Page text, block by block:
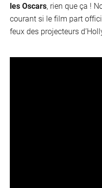
les Oscars, rien que ça !
courant si le film part
feux des projecteurs